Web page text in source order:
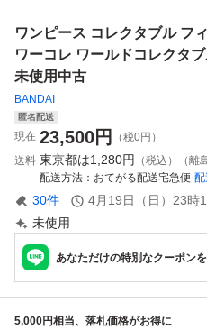
ワンピース コレクタブル フ
ワーコレ ワールドコレクタ
未使用中古
BANDAI
匿名配送
現在 23,500円
（税0円）
送料 東京都は1,280円
（税込）（離
配送方法
おてがる配送宅急便
30件 4月19日（日）23時
未使用
あなただけの特別なクーポン
5,000円相当、落札価格がお得に